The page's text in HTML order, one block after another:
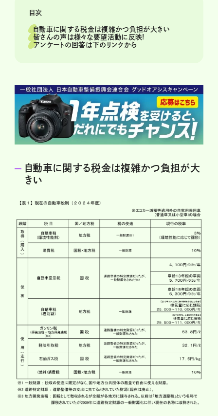
目次
自動車に関する税金は複雑かつ負担が大きい
皆さんの声は様々な要望活動に反映!
アンケートの回答は下のリンクから
自動車に関する税金は複雑かつ負担が大
きい